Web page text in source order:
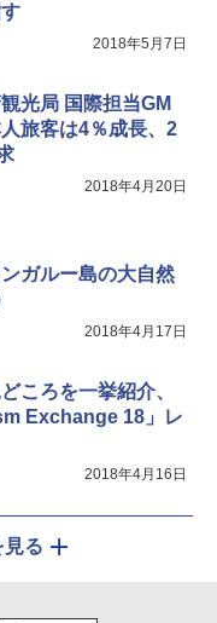
2018年5月7日
光局 国際担当GM
旅客は4％成長、2
2018年4月20日
ガルー島の大自然
2018年4月17日
ころを一挙紹介、
Exchange 18」レ
2018年4月16日
見る